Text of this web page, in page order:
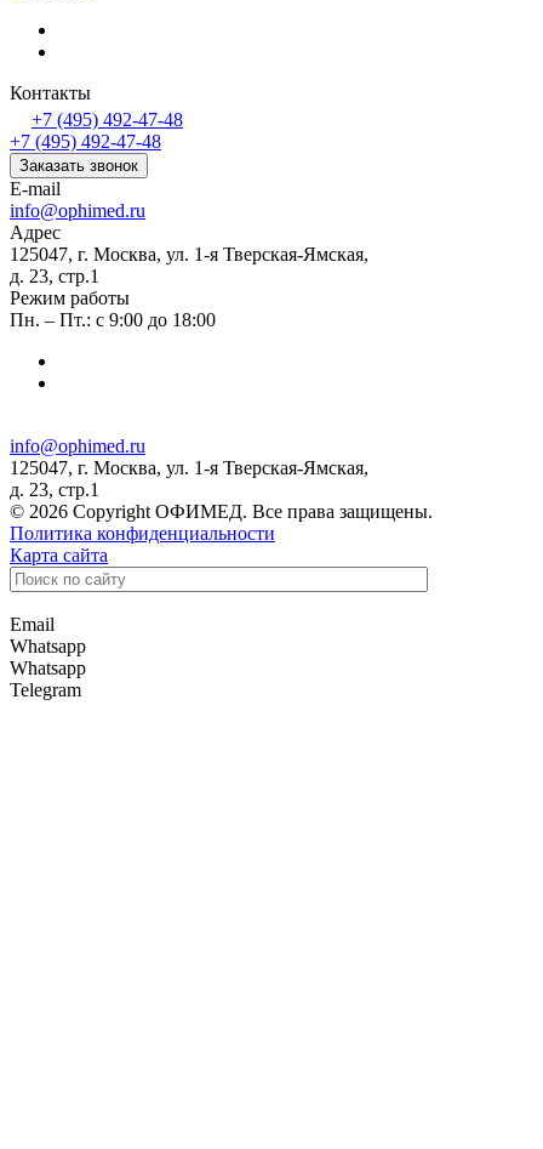
Контакты
+7 (495) 492-47-48
+7 (495) 492-47-48
Заказать звонок
E-mail
info@ophimed.ru
Адрес
125047, г. Москва, ул. 1-я Тверская-Ямская,
д. 23, стр.1
Режим работы
Пн. – Пт.: с 9:00 до 18:00
info@ophimed.ru
125047, г. Москва, ул. 1-я Тверская-Ямская,
д. 23, стр.1
© 2026 Copyright ОФИМЕД. Все права защищены.
Политика конфиденциальности
Карта сайта
Email
Whatsapp
Whatsapp
Telegram